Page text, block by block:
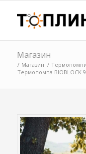
Магазин
/ Магазин / Термопомпи
Термопомпа BIOBLOCK